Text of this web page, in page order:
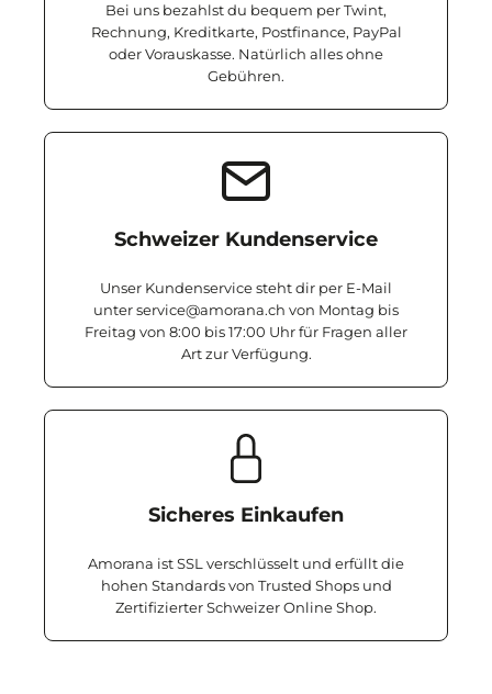
Bei uns bezahlst du bequem per Twint,
Rechnung, Kreditkarte, Postfinance, PayPal
oder Vorauskasse. Natürlich alles ohne
Gebühren.
Schweizer Kundenservice
Unser Kundenservice steht dir per E-Mail
unter service@amorana.ch von Montag bis
Freitag von 8:00 bis 17:00 Uhr für Fragen aller
Art zur Verfügung.
Sicheres Einkaufen
Amorana ist SSL verschlüsselt und erfüllt die
hohen Standards von Trusted Shops und
Zertifizierter Schweizer Online Shop.